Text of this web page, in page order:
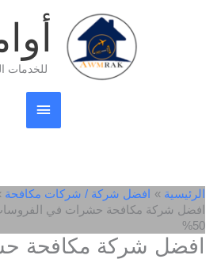
للخدمات
القائمة
الرئيسية
افضل شركة / شركات مكافحة
50%
افضل شركة مكافحة